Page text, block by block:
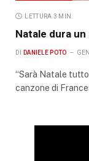
LETTURA 3 MIN.
Natale dura un
DI DANIELE POTO
“Sarà Natale tutto
canzone di